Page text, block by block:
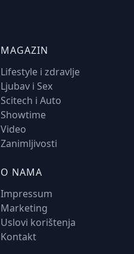
MAGAZIN
Lifestyle i zdravlje
Ljubav i Sex
Scitech i Auto
Showtime
Video
Zanimljivosti
O NAMA
Impressum
Marketing
Uslovi korištenja
Kontakt